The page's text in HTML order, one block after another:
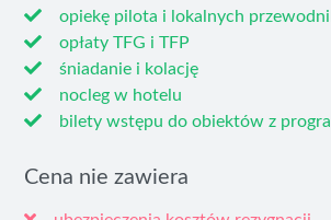
opiekę pilota i lokalnych
opłaty TFG i TFP
śniadanie i kolację
nocleg w hotelu
bilety wstępu do obiektów z
Cena nie zawiera